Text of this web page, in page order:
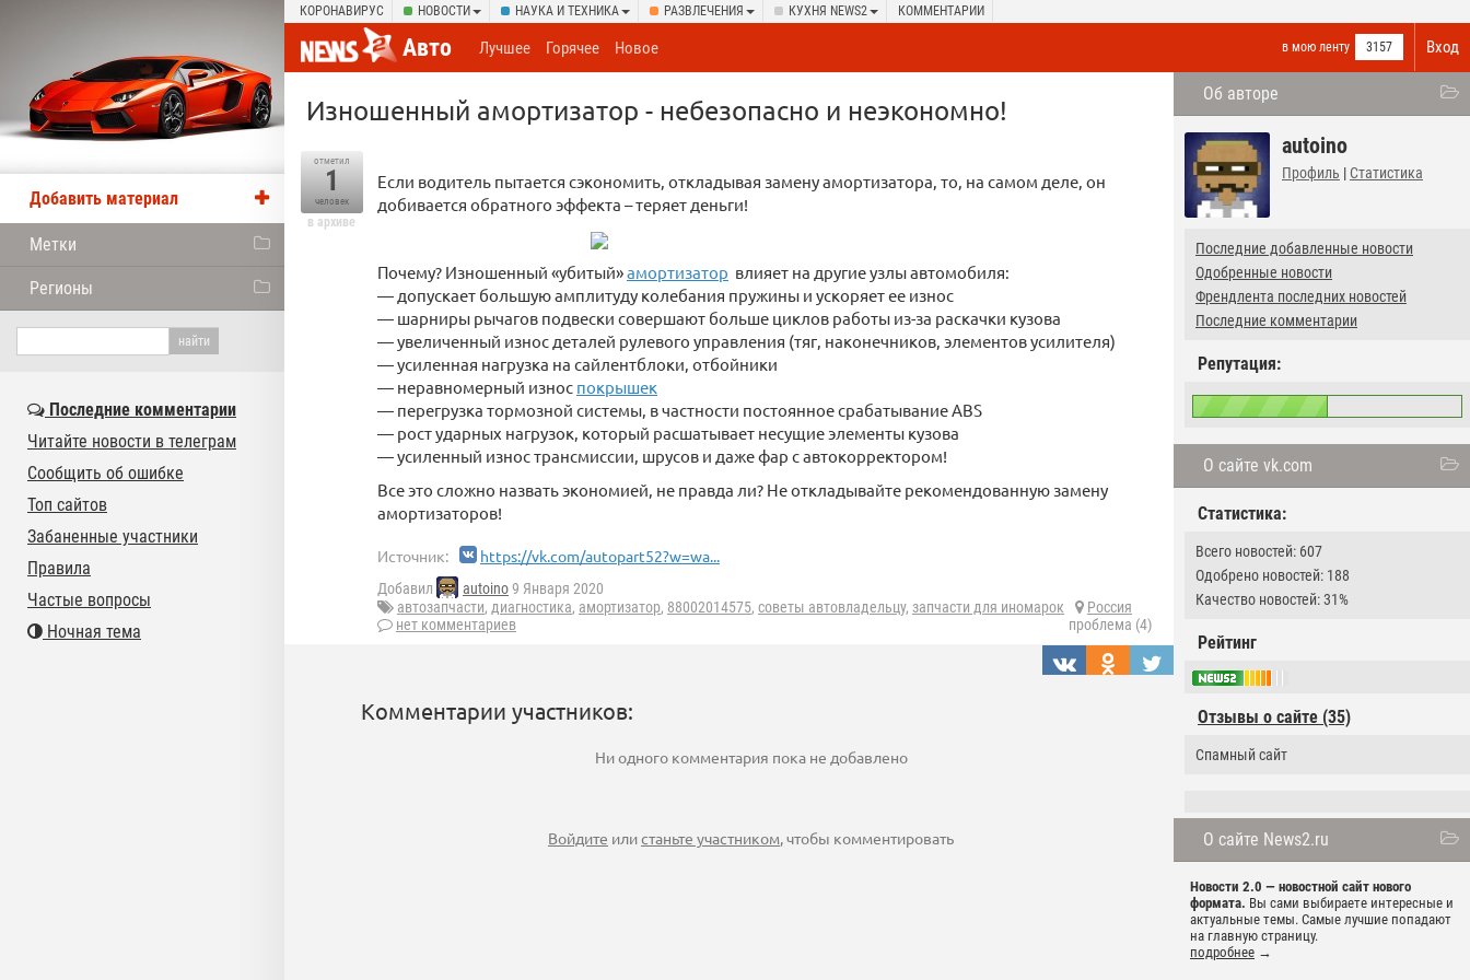
КОРОНАВИРУС НОВОСТИ НАУКА И ТЕХНИКА РАЗВЛЕЧЕНИЯ КУХНЯ NEWS2 КОММЕНТАРИИ
Вход
Авто в мою ленту 3157
Лучшее Горячее Новое
Об авторе
autoino
Профиль | Статистика
Последние добавленные новости
Одобренные новости
Френдлента последних новостей
Последние комментарии
Репутация:
О сайте vk.com
Статистика:
Всего новостей: 607
Одобрено новостей: 188
Качество новостей: 31%
Рейтинг
Отзывы о сайте (35)
Спамный сайт
О сайте News2.ru
Новости 2.0 — новостной сайт нового
формата. Вы сами выбираете интересные и
актуальные темы. Самые лучшие попадают
на главную страницу.
подробнее →
Изношенный амортизатор - небезопасно и неэкономно!
отметил
1
человек
в архиве
Если водитель пытается сэкономить, откладывая замену амортизатора, то, на самом деле, он
добивается обратного эффекта – теряет деньги!
Почему? Изношенный «убитый»амортизатор влияет на другие узлы автомобиля:
— допускает большую амплитуду колебания пружины и ускоряет ее износ
— шарниры рычагов подвески совершают больше циклов работы из-за раскачки кузова
— увеличенный износ деталей рулевого управления (тяг, наконечников, элементов усилителя)
— усиленная нагрузка на сайлентблоки, отбойники
— неравномерный износ покрышек
— перегрузка тормозной системы, в частности постоянное срабатывание ABS
— рост ударных нагрузок, который расшатывает несущие элементы кузова
— усиленный износ трансмиссии, шрусов и даже фар с автокорректором!
Все это сложно назвать экономией, не правда ли? Не откладывайте рекомендованную замену
амортизаторов!
Источник: https://vk.com/autopart52?w=wa...
Добавил autoino9 Января 2020
автозапчасти, диагностика, амортизатор, 88002014575, советы автовладельцу, запчасти для иномарок
Россия
нет комментариев
проблема (4)
Комментарии участников:
Ни одного комментария пока не добавлено
Войдите илистаньте участником, чтобы комментировать
Добавить материал
Метки
Регионы
Последние комментарии
Читайте новости в телеграм
Сообщить об ошибке
Топ сайтов
Забаненные участники
Правила
Частые вопросы
Ночная тема